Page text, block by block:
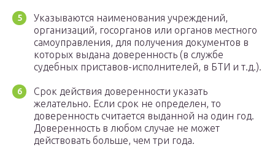
Указываются наименования учреждений,
организаций, госорганов или органов местного
самоуправления, для получения документов в
которых выдана доверенность (в службе
судебных приставов-исполнителей, в БТИ и т.д.).
Срок действия доверенности указать
желательно. Если срок не определен, то
доверенность считается выданной на один год.
Доверенность в любом случае не может
действовать больше, чем три года.